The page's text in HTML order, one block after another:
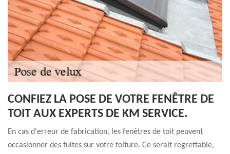
CONFIEZ LA POSE DE VOTRE FENÊTRE DE
TOIT AUX EXPERTS DE KM SERVICE.
En cas d'erreur de fabrication, les fenêtres de toit peuvent
occasionner des fuites sur votre toiture. Ce serait regrettable,